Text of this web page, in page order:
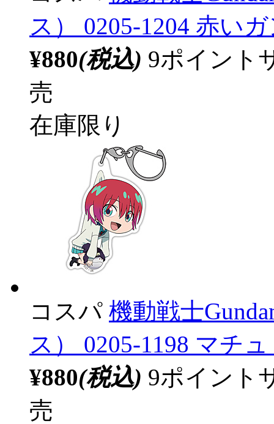
ス） 0205-1204 赤い
¥880(税込) 9ポイント
売
在庫限り
コスパ 機動戦士
ス） 0205-1198 マチ
¥880(税込) 9ポイント
売